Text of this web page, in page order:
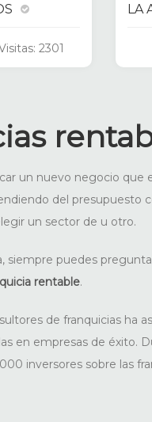
2301
LA
un nuevo negocio que
del presupuesto
un sector de u otro.
siempre puedes
rentable.
de franquicias ha
en empresas de éxito.
inversores sobre las